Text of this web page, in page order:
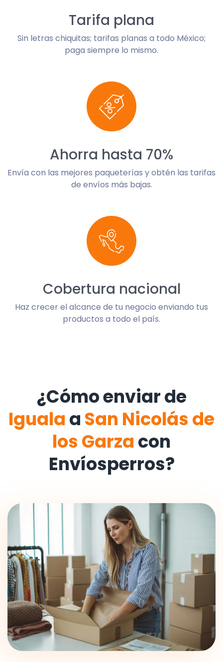
Tarifa plana
Sin letras chiquitas; tarifas planas a todo México;
paga siempre lo mismo.
Ahorra hasta 70%
Envía con las mejores paqueterías y obtén las tarifas
de envíos más bajas.
Cobertura nacional
Haz crecer el alcance de tu negocio enviando tus
productos a todo el país.
¿Cómo enviar de
Iguala a San Nicolás de
los Garza con
Envíosperros?